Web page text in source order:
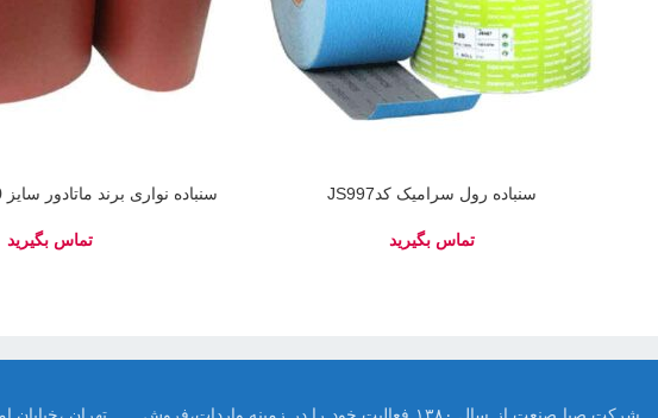
سنباده رول سرامیک کدJS997
سنباده نواری برند ماتادور سایز 50×2000 میلیمتر
شرکت صبا صنعت از سال ۱۳۸۰ فعالیت خود را در زمینه واردات،فروش